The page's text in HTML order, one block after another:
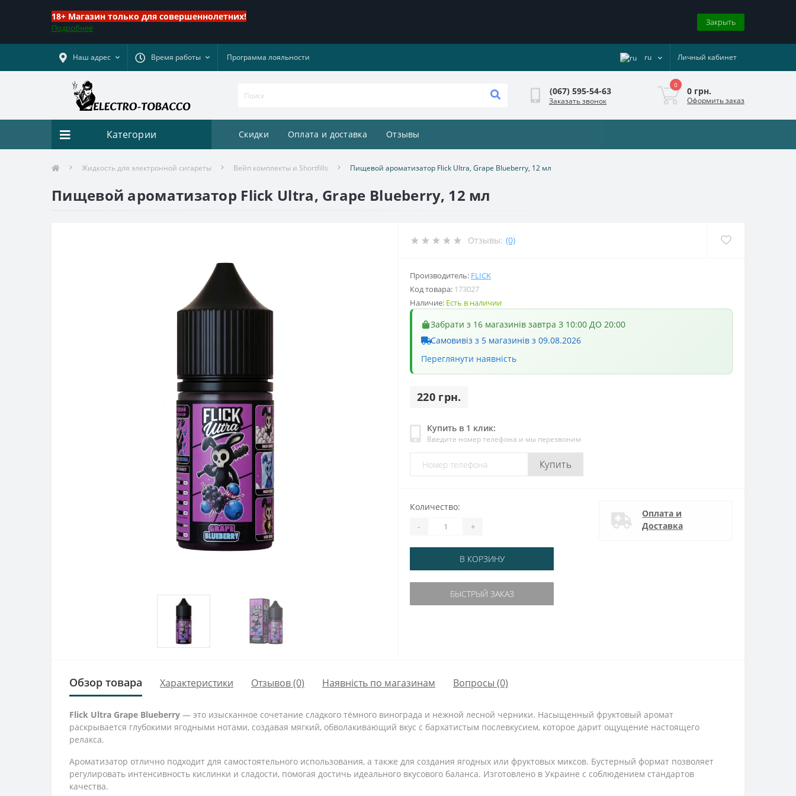
18+ Магазин только для совершеннолетних!
Подробнее
Закрыть
Наш адрес Время работы Программа лояльности ru Личный кабинет
(067) 595-54-63
Заказать звонок
0
0 грн.
Оформить заказ
Категории Скидки Оплата и доставка Отзывы
Жидкость для электронной сигареты Вейп комплекты и Shortfills Пищевой ароматизатор Flick Ultra, Grape Blueberry, 12 мл
Пищевой ароматизатор Flick Ultra, Grape Blueberry, 12 мл
Отзывы: (0)
Производитель: FLICK
Код товара: 173027
Наличие: Есть в наличии
Забрати з 16 магазинів завтра З 10:00 ДО 20:00
Самовивіз з 5 магазинів з 09.08.2026
Переглянути наявність
220 грн.
Купить в 1 клик:
Введите номер телефона и мы перезвоним
Купить
Количество:
- +
В КОРЗИНУ
БЫСТРЫЙ ЗАКАЗ
Оплата и
Доставка
Обзор товара Характеристики Отзывов (0) Наявність по магазинам Вопросы (0)
Flick Ultra Grape Blueberry — это изысканное сочетание сладкого тёмного винограда и нежной лесной черники. Насыщенный фруктовый аромат
раскрывается глубокими ягодными нотами, создавая мягкий, обволакивающий вкус с бархатистым послевкусием, которое дарит ощущение настоящего
релакса.
Ароматизатор отлично подходит для самостоятельного использования, а также для создания ягодных или фруктовых миксов. Бустерный формат позволяет
регулировать интенсивность кислинки и сладости, помогая достичь идеального вкусового баланса. Изготовлено в Украине с соблюдением стандартов
качества.